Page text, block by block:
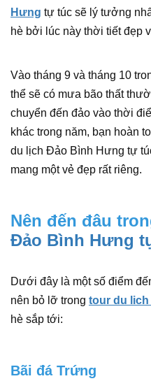
Hưng tự túc sẽ lý tưởng
hè bởi lúc này thời tiết đẹp
Vào tháng 9 và tháng 10
thể sẽ có mưa bão thất
chuyển đến đảo vào thời
khác trong năm, bạn hoàn
du lịch Đảo Bình Hưng tự
mang một vẻ đẹp rất riêng.
Nên đến đâu
Đảo Bình Hưng
Dưới đây là một số điểm
nên bỏ lỡ trong tour du lich
hè sắp tới:
Bãi đá Trứng